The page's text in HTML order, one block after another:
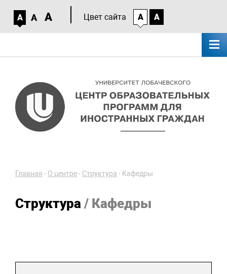
A A A Цвет сайта A A
Главная - О центре- Структура - Кафедры
Структура / Кафедры